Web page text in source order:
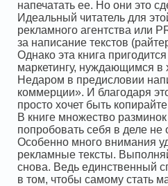
напечатать ее. Но они это
Идеальный читатель для
рекламного агентства или
за написание текстов
Однако эта книга
маркетингу, нуждающимся в
Недаром в предисловии
коммерции». И благодаря
просто хочет быть
В книге множество
попробовать себя в деле
Особенно много внимания
рекламные тексты.
снова. Ведь единственный
в том, чтобы самому стать